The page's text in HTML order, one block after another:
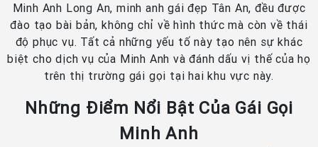
Minh Anh Long An, minh anh gái đẹp Tân An, đều được
đào tạo bài bản, không chỉ về hình thức mà còn về thái
độ phục vụ. Tất cả những yếu tố này tạo nên sự khác
biệt cho dịch vụ của Minh Anh và đánh dấu vị thế của họ
trên thị trường gái gọi tại hai khu vực này.
Những Điểm Nổi Bật Của Gái Gọi
Minh Anh